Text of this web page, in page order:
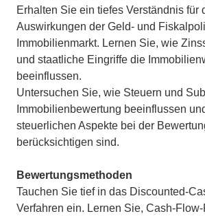
Erhalten Sie ein tiefes Verständnis für
Auswirkungen der Geld- und
Immobilienmarkt. Lernen Sie, wie
und staatliche Eingriffe die
beeinflussen.
Untersuchen Sie, wie Steuern und
Immobilienbewertung beeinflussen
steuerlichen Aspekte bei der
berücksichtigen sind.
Bewertungsmethoden
Tauchen Sie tief in das Discounted-
Verfahren ein. Lernen Sie, Cash-